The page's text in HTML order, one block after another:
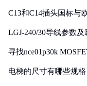
C13和C14插头国标与
LGJ-240/30导线参数
寻找nce01p30k
电梯的尺寸有哪些规格